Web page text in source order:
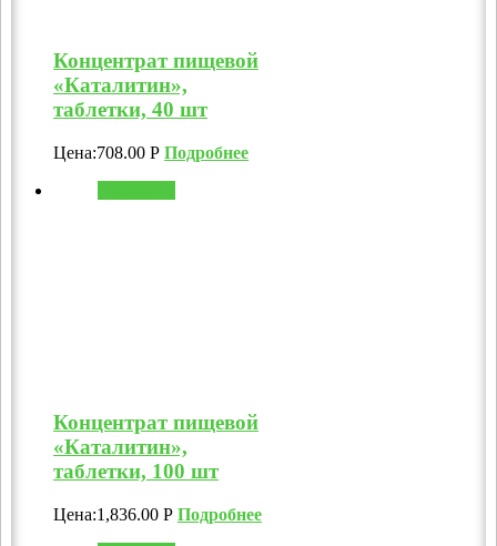
Концентрат пищевой
«Каталитин»,
таблетки, 40 шт
Цена:708.00 Р Подробнее
Концентрат пищевой
«Каталитин»,
таблетки, 100 шт
Цена:1,836.00 Р Подробнее